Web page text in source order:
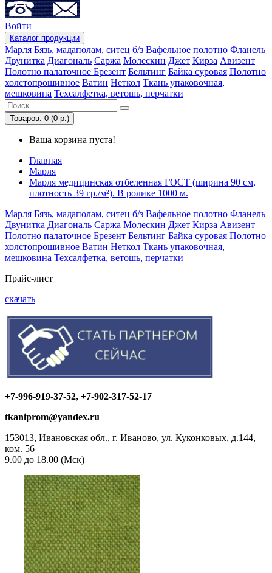
Войти
Каталог продукции
Марля Бязь, мадаполам, ситец б/з Вафельное полотно Фланель
Двунитка Диагональ Саржа Молескин Джет Кирза Авизент
Полотно палаточное Брезент Бельтинг Байка суровая Полотно
холстопрошивное Ватин Неткол Ткань упаковочная,
мешковина Техсалфетка, ветошь, перчатки
Товаров: 0 (0 р.)
Ваша корзина пуста!
Главная
Марля
Марля медицинская отбеленная ГОСТ (ширина 90 см,
плотность 39 гр./м²). В ролике 1000 м.
Марля Бязь, мадаполам, ситец б/з Вафельное полотно Фланель
Двунитка Диагональ Саржа Молескин Джет Кирза Авизент
Полотно палаточное Брезент Бельтинг Байка суровая Полотно
холстопрошивное Ватин Неткол Ткань упаковочная,
мешковина Техсалфетка, ветошь, перчатки
Прайс-лист
скачать
+7-996-919-37-52, +7-902-317-52-17
tkaniprom@yandex.ru
153013, Ивановская обл., г. Иваново, ул. Куконковых, д.144,
ком. 56
9.00 до 18.00 (Мск)